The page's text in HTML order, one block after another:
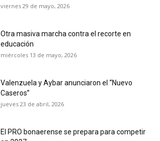
viernes 29 de mayo, 2026
Otra masiva marcha contra el recorte en
educación
miércoles 13 de mayo, 2026
Valenzuela y Aybar anunciaron el “Nuevo
Caseros”
jueves 23 de abril, 2026
El PRO bonaerense se prepara para competir